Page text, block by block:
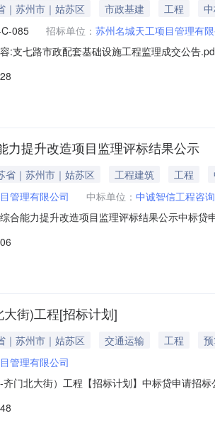
｜苏州市｜姑苏区 市政基建 工程
085 招标单位： 苏州名城天工项目管理有
:支七路市政配套基础设施工程监理成交公告
力提升改造项目监理评标结果公示
省｜苏州市｜姑苏区 工程建筑 工程
管理有限公司 中标单位： 中诚智信工程咨
合能力提升改造项目监理评标结果公示中标
标办法，现将中标候选人公示如下：中标候选
业资质及等级房屋建筑工程监理
街)工程[招标计划]
｜苏州市｜姑苏区 交通运输 工程
管理有限公司
门北大街）工程【招标计划】中标贷申请招
东至齐门北大街。招标范围工程设计计划招